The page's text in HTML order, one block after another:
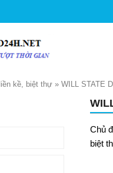
kề, biệt thự » WILL STATE
Chủ
biệt